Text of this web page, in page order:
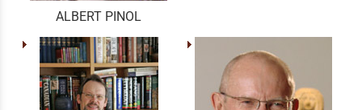
ALBERT PINOL